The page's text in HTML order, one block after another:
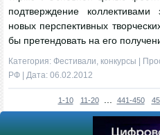
подтверждение
новых перспективных
бы претендовать на его
Категория: Фестивали, конкурсы |
РФ | Дата: 06.02.2012
1-10 11-20 441-450